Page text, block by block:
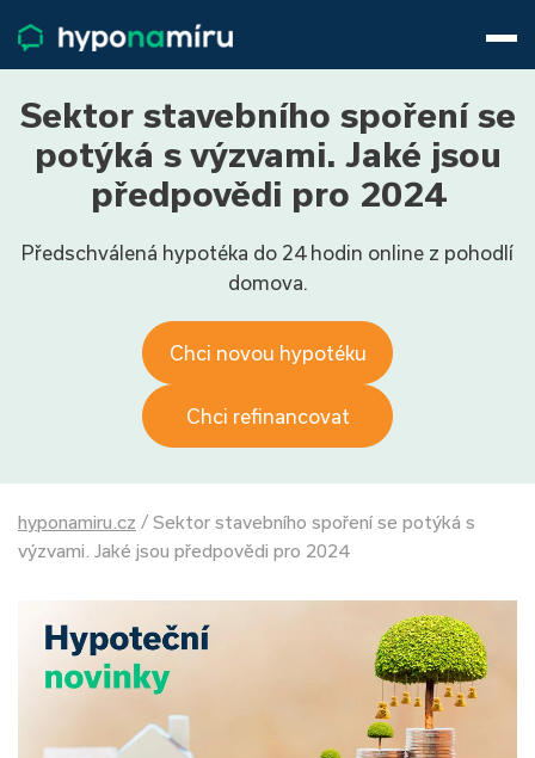
Životní pojištění
Pojištění nemovitosti
Články
O nás
800 688 388
Přihlásit
Sektor stavebního spoření se
potýká s výzvami. Jaké jsou
předpovědi pro 2024
Předschválená hypotéka do 24 hodin online z pohodlí
domova.
Chci novou hypotéku
Chci refinancovat
hyponamiru.cz / Sektor stavebního spoření se potýká s
výzvami. Jaké jsou předpovědi pro 2024